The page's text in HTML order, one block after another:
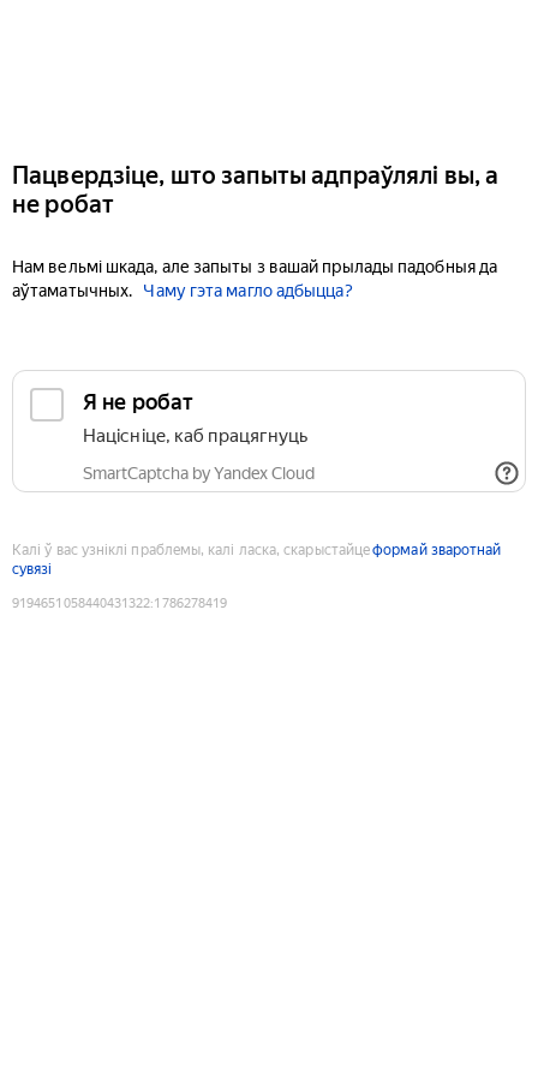
Пацвердзіце, што запыты адпраўлялі вы, а
не робат
Нам вельмі шкада, але запыты з вашай прылады падобныя да
аўтаматычных.
Чаму гэта магло адбыцца?
Я не робат
Націсніце, каб працягнуць
SmartCaptcha by Yandex Cloud
Калі ў вас узніклі праблемы, калі ласка, скарыстайцеформай зваротнай
сувязі
9194651058440431322:1786278419